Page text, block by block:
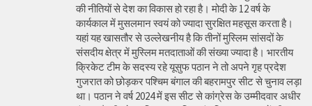
की नीतियों से देश का विकास हो रहा है। मोदी के 12 वर्ष के
कार्यकाल में मुसलमान स्वयं को ज्यादा सुरक्षित महसूस करता है।
यहां यह खासतौर से उल्लेखनीय है कि तीनों मुस्लिम सांसदों के
संसदीय क्षेत्र में मुस्लिम मतदाताओं की संख्या ज्यादा है। भारतीय
क्रिकेट टीम के सदस्य रहे यूसुफ पठान ने तो अपने गृह प्रदेश
गुजरात को छोड़कर पश्चिम बंगाल की बहरामपुर सीट से चुनाव लड़ा
था। पठान ने वर्ष 2024 में इस सीट से कांग्रेस के उम्मीदवार अधीर